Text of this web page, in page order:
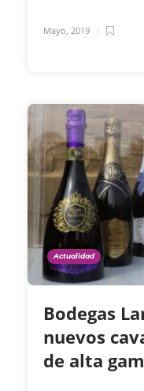
Mayo, 2019
Actualidad
Bodegas
nuevos
de alta